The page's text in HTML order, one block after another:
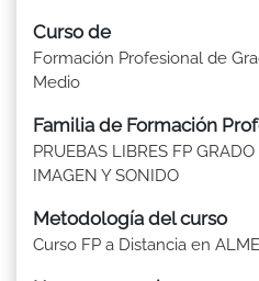
Curso de
Formación Profesional de
Medio
Familia de Formación
PRUEBAS LIBRES FP
IMAGEN Y SONIDO
Metodología del curso
Curso FP a Distancia en